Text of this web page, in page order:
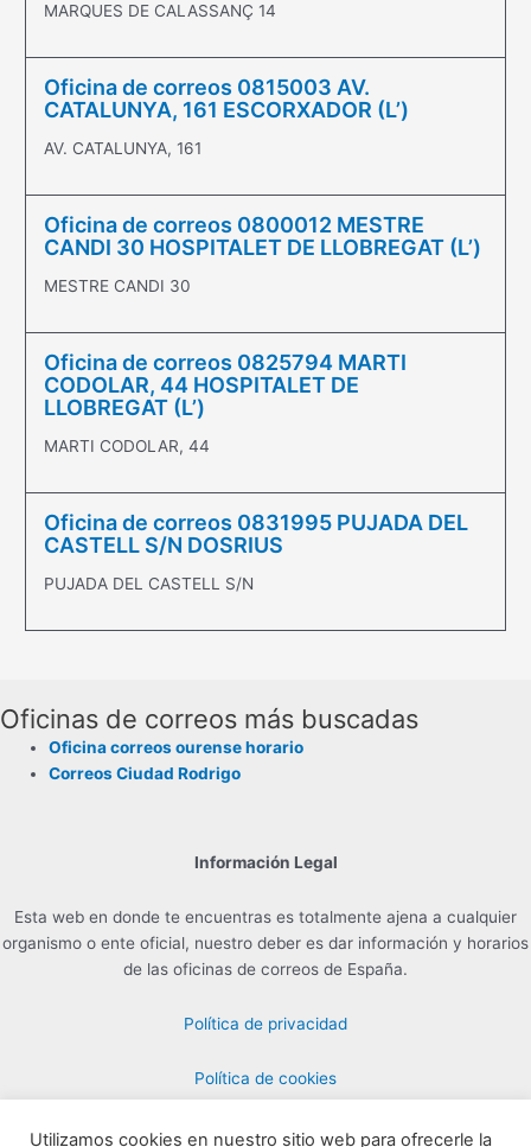
MARQUES DE CALASSANÇ 14
Oficina de correos 0815003 AV.
CATALUNYA, 161 ESCORXADOR (L’)
AV. CATALUNYA, 161
Oficina de correos 0800012 MESTRE
CANDI 30 HOSPITALET DE LLOBREGAT (L’)
MESTRE CANDI 30
Oficina de correos 0825794 MARTI
CODOLAR, 44 HOSPITALET DE
LLOBREGAT (L’)
MARTI CODOLAR, 44
Oficina de correos 0831995 PUJADA DEL
CASTELL S/N DOSRIUS
PUJADA DEL CASTELL S/N
Oficinas de correos más buscadas
Oficina correos ourense horario
Correos Ciudad Rodrigo
Información Legal
Esta web en donde te encuentras es totalmente ajena a cualquier
organismo o ente oficial, nuestro deber es dar información y horarios
de las oficinas de correos de España.
Política de privacidad
Política de cookies
Utilizamos cookies en nuestro sitio web para ofrecerle la